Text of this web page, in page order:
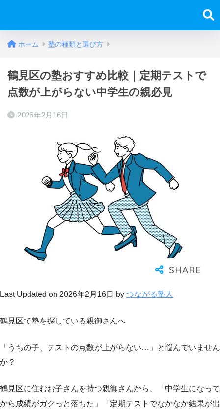
ホーム 塾の種類と選び方
鶴見区の塾おすすめ比較｜定期テストで
点数が上がらない中学生の親必見
2026年2月16日
Last Updated on 2026年2月16日 by つながる塾人
鶴見区で塾を探している親御さんへ
「うちの子、テストの点数が上がらない…」と悩んでいません
か？
鶴見区に住むお子さんを持つ親御さんから、「中学生になって
から成績がガクっと落ちた」「定期テストでなかなか結果が出